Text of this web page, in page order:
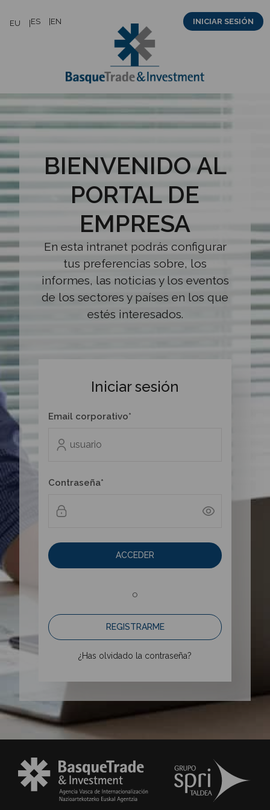
EU ES EN INICIAR SESIÓN
BIENVENIDO AL
PORTAL DE
EMPRESA
En esta intranet podrás configurar
tus preferencias sobre, los
informes, las noticias y los eventos
de los sectores y países en los que
estés interesados.
Iniciar sesión
Email corporativo*
Contraseña*
ACCEDER
o
REGISTRARME
¿Has olvidado la contraseña?